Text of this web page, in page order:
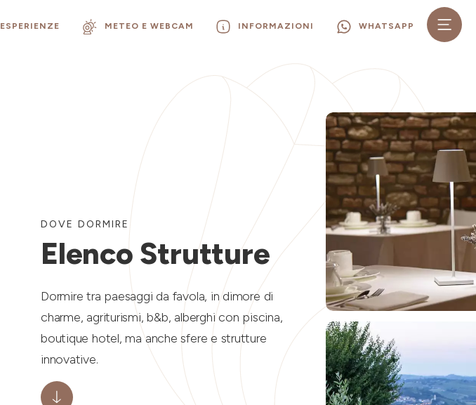
ESPERIENZE METEO E WEBCAM INFORMAZIONI WHATSAPP
DOVE DORMIRE
Elenco Strutture
Dormire tra paesaggi da favola, in dimore di
charme, agriturismi, b&b, alberghi con piscina,
boutique hotel, ma anche sfere e strutture
innovative.